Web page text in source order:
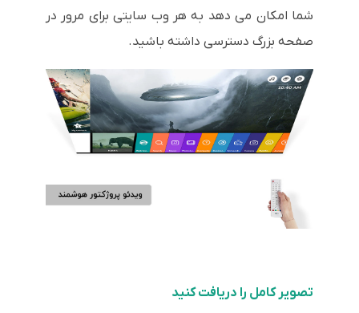
شما امکان می دهد به هر وب سایتی برای مرور در
صفحه بزرگ دسترسی داشته باشید.
تصویر کامل را دریافت کنید